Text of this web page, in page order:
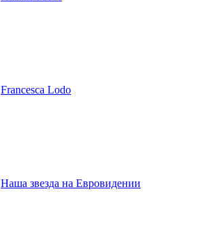
Francesca Lodo
Наша звезда на Евровидении